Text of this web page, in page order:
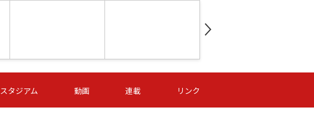
第16節 09/06 (日) 15:00
-
第16節 09/06 (日) 15:00
- -
スタジアム 動画 連載 リンク